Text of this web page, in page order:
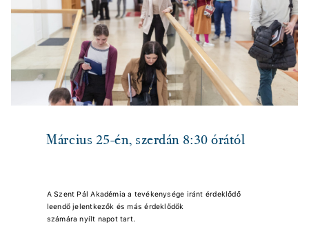
Március 25-én, szerdán 8:30 órától
A Szent Pál Akadémia a tevékenysége iránt érdeklődő
leendő jelentkezők és más érdeklődők
számára nyílt napot tart.